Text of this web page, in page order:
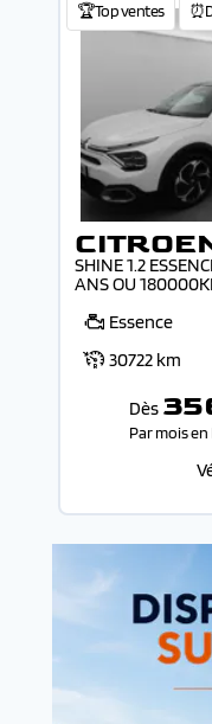
🏆Top ventes
SHINE 1.2
ANS OU
Essence
30722 km
Dès
Par mois en